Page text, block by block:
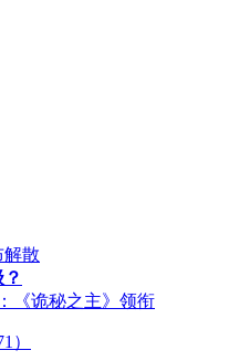
解散
《诡秘之主》领衔